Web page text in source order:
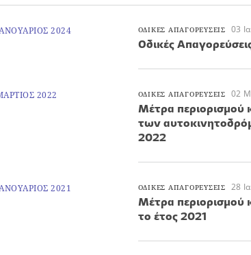
2024 ΟΔΙΚΕΣ ΑΠΑΓΟΡΕΥΣΕΙΣ 03
Oδικές
2022 ΟΔΙΚΕΣ ΑΠΑΓΟΡΕΥΣΕΙΣ 02
Μέτρα
των
2022
2021 ΟΔΙΚΕΣ ΑΠΑΓΟΡΕΥΣΕΙΣ 28
Μέτρα
το έτος 2021